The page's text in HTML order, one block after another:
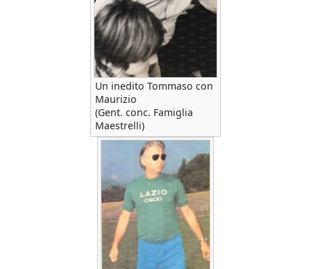
Un inedito Tommaso con
Maurizio
(Gent. conc. Famiglia
Maestrelli)